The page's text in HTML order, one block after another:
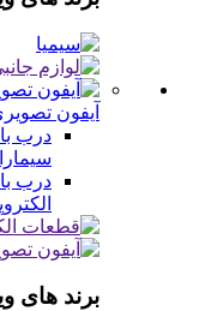
آیفون
درب
درب
برند های